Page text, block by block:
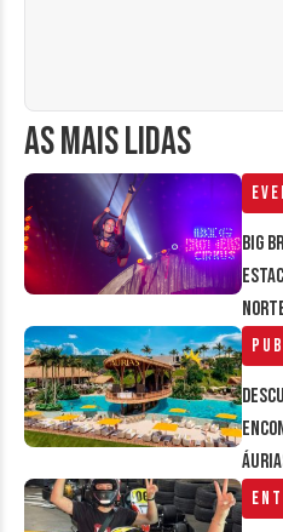
AS MAIS LIDAS
Big